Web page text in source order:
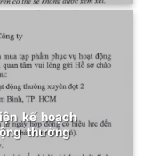
kế hoạch
thường